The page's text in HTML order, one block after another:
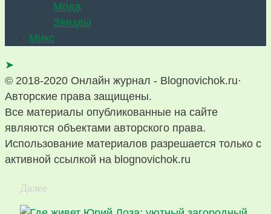
Мода
Звезды
Микс
➤
© 2018-2020 Онлайн журнал - Blognovichok.ru·
Авторские права защищены.
Все материалы опубликованные на сайте
являются объектами авторского права.
Использование материалов разрешается только с
активной ссылкой на blognovichok.ru
Далее